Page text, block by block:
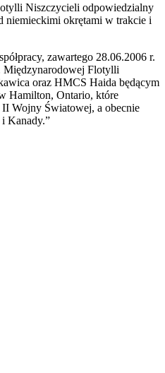
Niszczycieli odpowiedzialny
niemieckimi okrętami w trakcie i
zawartego 28.06.2006 r.
Międzynarodowej Flotylli
oraz HMCS Haida będącym
Hamilton, Ontario, które
II Wojny Światowej, a obecnie
Kanady.”